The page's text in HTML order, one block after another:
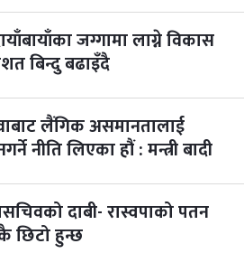
जग्गामा लाग्ने विकास
बिन्दु बढाइँदै
लैंगिक असमानतालाई
नीति लिएका हौं : मन्त्री बादी
दाबी- रास्वपाको पतन
छिटो हुन्छ